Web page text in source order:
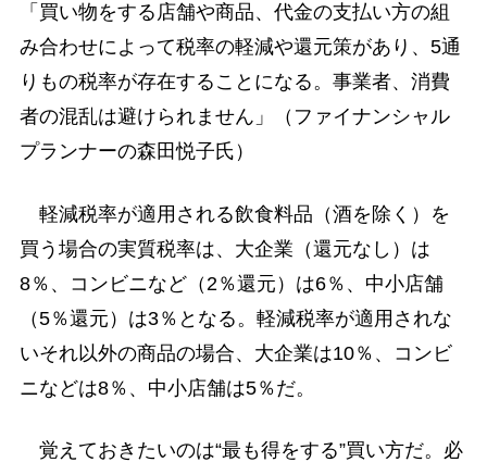
「買い物をする店舗や商品、代金の支払い方の組
み合わせによって税率の軽減や還元策があり、5通
りもの税率が存在することになる。事業者、消費
者の混乱は避けられません」（ファイナンシャル
プランナーの森田悦子氏）
軽減税率が適用される飲食料品（酒を除く）を
買う場合の実質税率は、大企業（還元なし）は
8％、コンビニなど（2％還元）は6％、中小店舗
（5％還元）は3％となる。軽減税率が適用されな
いそれ以外の商品の場合、大企業は10％、コンビ
ニなどは8％、中小店舗は5％だ。
覚えておきたいのは“最も得をする”買い方だ。必